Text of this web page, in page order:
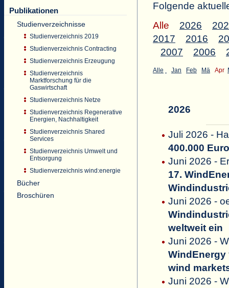
Publikationen
Studienverzeichnisse
Studienverzeichnis 2019
Studienverzeichnis Contracting
Studienverzeichnis Erzeugung
Studienverzeichnis
Marktforschung für die
Gaswirtschaft
Studienverzeichnis Netze
Studienverzeichnis Regenerative
Energien, Nachhaltigkeit
Studienverzeichnis Shared
Services
Studienverzeichnis Umwelt und
Entsorgung
Studienverzeichnis wind:energie
Bücher
Broschüren
Folgende
Alle
2026
2017
2016
2007
2006
Alle Jan Feb Mä Apr
2026
Juli 2026 -
400.000
Juni 2026 -
17.
Juni 2026 -
weltweit ein
Juni 2026 -
WindEnergy
wind
Juni 2026 -